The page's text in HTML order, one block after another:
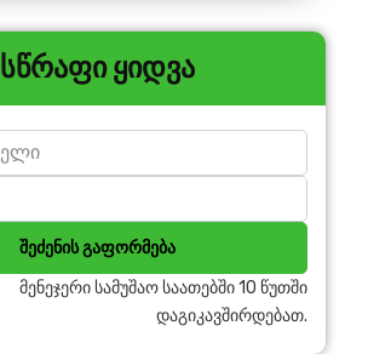
სწრაფი ყიდვა
შეძენის გაფორმება
მენეჯერი სამუშაო საათებში 10 წუთში
დაგიკავშირდებათ.